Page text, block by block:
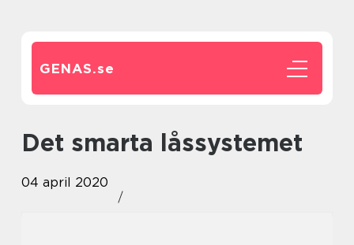
GENAS.se
Det smarta låssystemet
04 april 2020